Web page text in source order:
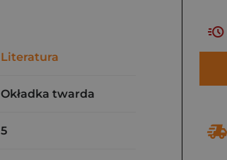
Literatura
Okładka twarda
5